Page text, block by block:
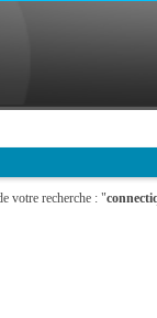
votre recherche : "